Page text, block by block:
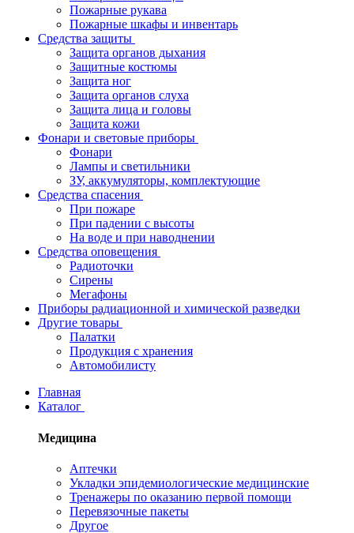
Пожарные рукава
Пожарные шкафы и инвентарь
Средства защиты
Защита органов дыхания
Защитные костюмы
Защита ног
Защита органов слуха
Защита лица и головы
Защита кожи
Фонари и световые приборы
Фонари
Лампы и светильники
ЗУ, аккумуляторы, комплектующие
Средства спасения
При пожаре
При падении с высоты
На воде и при наводнении
Средства оповещения
Радиоточки
Сирены
Мегафоны
Приборы радиационной и химической разведки
Другие товары
Палатки
Продукция с хранения
Автомобилисту
Главная
Каталог
Медицина
Аптечки
Укладки эпидемиологические медицинские
Тренажеры по оказанию первой помощи
Перевязочные пакеты
Другое